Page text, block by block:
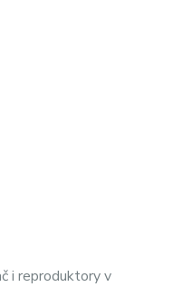
i reproduktory v